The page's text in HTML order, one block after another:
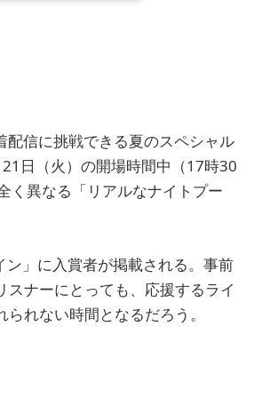
信に挑戦できる夏のスペシャル
日（火）の開場時間中（17時30
く異なる「リアルなナイトプー
ン」に入賞者が掲載される。事前
ナーにとっても、応援するライ
れない時間となるだろう。